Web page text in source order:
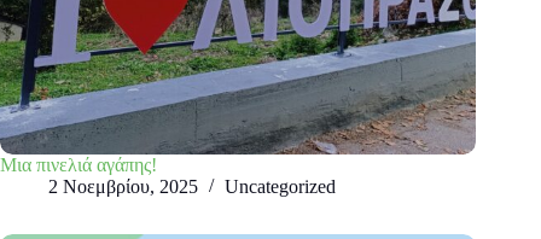
Μια πινελιά αγάπης!
2 Νοεμβρίου, 2025
Uncategorized